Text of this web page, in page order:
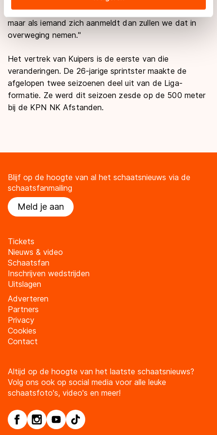
landen buiten de EU, zoals de VS, waar mogelijk geen
adequaat beschermingsniveau geldt volgens de GDPR.
Door op ‘Toestaan’ te klikken, stemt u in met deze
niet direct zelf op zoek naar een buitenlandse rijdster,
maar als iemand zich aanmeldt dan zullen we dat in
overweging nemen."
Het vertrek van Kuipers is de eerste van die
veranderingen. De 26-jarige sprintster maakte de
afgelopen twee seizoenen deel uit van de Liga-
formatie. Ze werd dit seizoen zesde op de 500 meter
bij de KPN NK Afstanden.
Blijf op de hoogte van al het schaatsnieuws via de
schaatsfanmailing
Meld je aan
Tickets
Nieuws & video
Schaatsfan
Inschrijven wedstrijden
Uitslagen
Adverteren
Partners
Privacy
Cookies
Contact
Altijd op de hoogte van het laatste schaatsnieuws?
Volg ons ook op social media voor alle leuke
schaatsfoto's, video's en meer!